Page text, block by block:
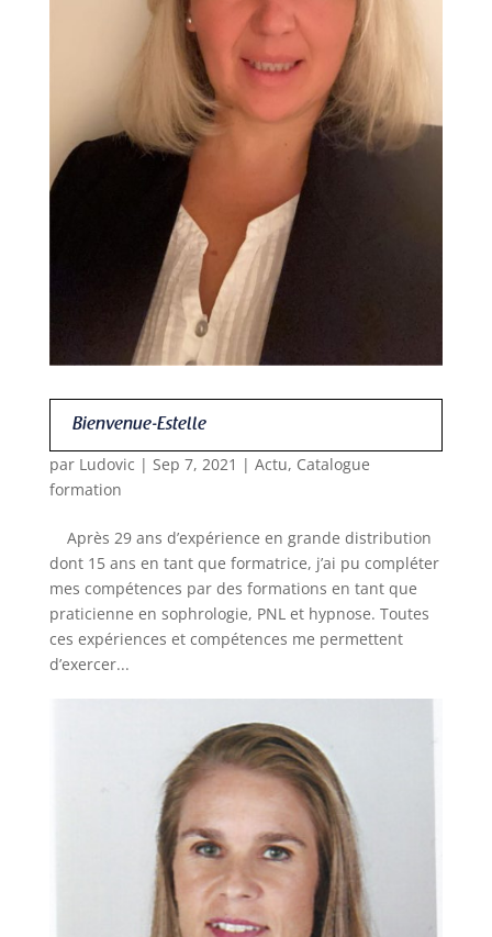
Bienvenue-Estelle
par Ludovic | Sep 7, 2021 | Actu, Catalogue
formation
Après 29 ans d’expérience en grande distribution
dont 15 ans en tant que formatrice, j’ai pu compléter
mes compétences par des formations en tant que
praticienne en sophrologie, PNL et hypnose. Toutes
ces expériences et compétences me permettent
d’exercer...